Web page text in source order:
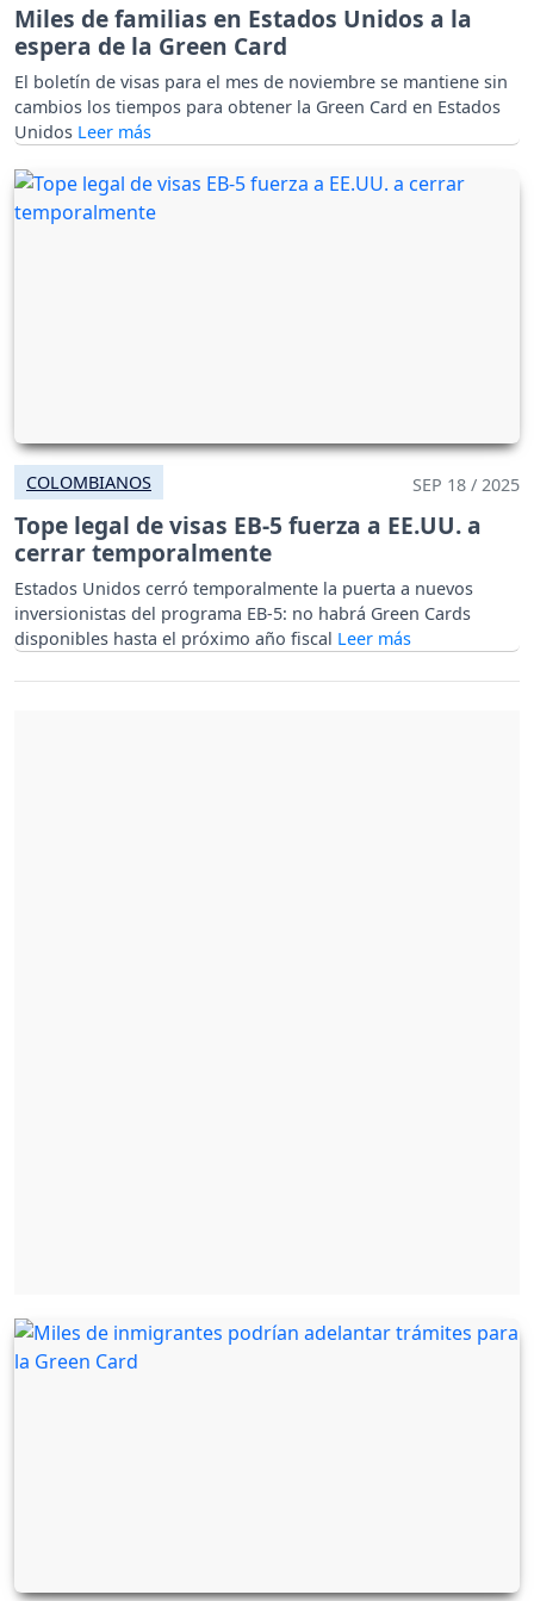
Miles de familias en Estados Unidos a la
espera de la Green Card
El boletín de visas para el mes de noviembre se mantiene sin
cambios los tiempos para obtener la Green Card en Estados
Unidos
COLOMBIANOS SEP 18 / 2025
Tope legal de visas EB-5 fuerza a EE.UU. a
cerrar temporalmente
Estados Unidos cerró temporalmente la puerta a nuevos
inversionistas del programa EB-5: no habrá Green Cards
disponibles hasta el próximo año fiscal